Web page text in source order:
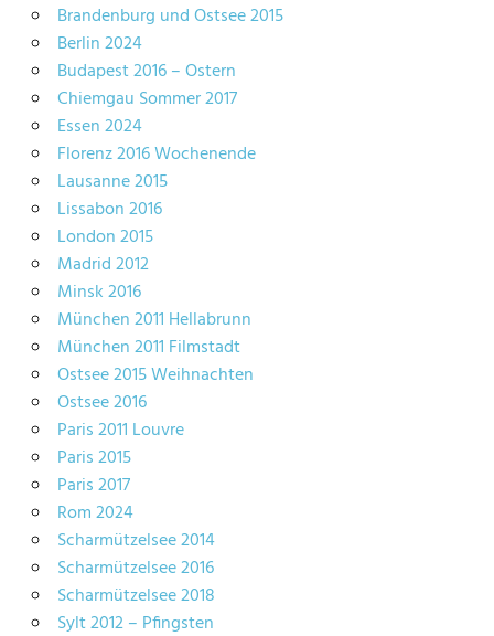
Brandenburg und Ostsee 2015
Berlin 2024
Budapest 2016 – Ostern
Chiemgau Sommer 2017
Essen 2024
Florenz 2016 Wochenende
Lausanne 2015
Lissabon 2016
London 2015
Madrid 2012
Minsk 2016
München 2011 Hellabrunn
München 2011 Filmstadt
Ostsee 2015 Weihnachten
Ostsee 2016
Paris 2011 Louvre
Paris 2015
Paris 2017
Rom 2024
Scharmützelsee 2014
Scharmützelsee 2016
Scharmützelsee 2018
Sylt 2012 – Pfingsten